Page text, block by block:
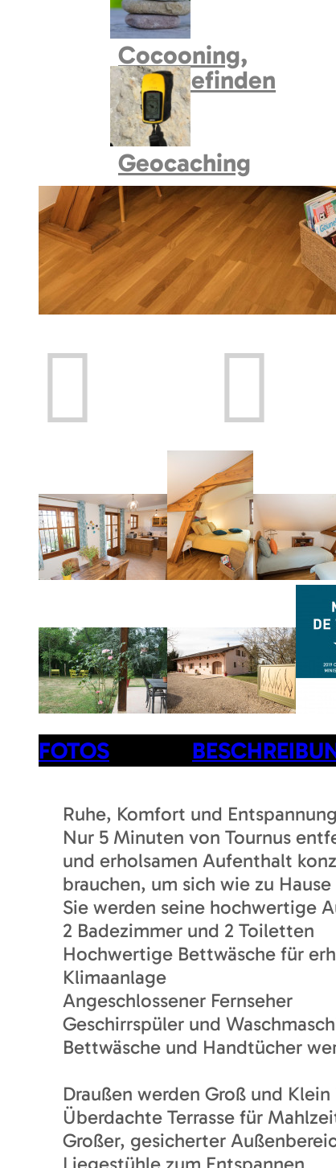
Cocooning,
Wohlbefinden
Geocaching
FOTOS
Ruhe, Komfort und
Nur 5 Minuten von Tournus
und erholsamen Aufenthalt
brauchen, um sich wie zu
Sie werden seine hochwertige
2 Badezimmer und 2 Toiletten
Hochwertige Bettwäsche für
Klimaanlage
Angeschlossener Fernseher
Geschirrspüler und
Bettwäsche und Handtücher
Draußen werden Groß und
Überdachte Terrasse für
Großer, gesicherter